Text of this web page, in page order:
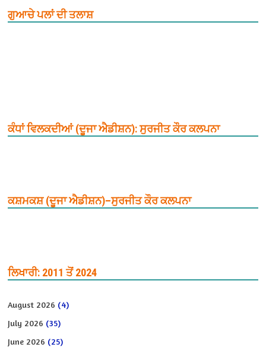
ਗੁਆਚੇ ਪਲਾਂ ਦੀ ਤਲਾਸ਼
ਕੰਧਾਂ ਵਿਲਕਦੀਆਂ (ਦੂਜਾ ਐਡੀਸ਼ਨ): ਸੁਰਜੀਤ ਕੌਰ ਕਲਪਨਾ
ਕਸ਼ਮਕਸ਼ (ਦੂਜਾ ਐਡੀਸ਼ਨ)–ਸੁਰਜੀਤ ਕੌਰ ਕਲਪਨਾ
ਲਿਖਾਰੀ: 2011 ਤੋਂ 2024
August 2026 (4)
July 2026 (35)
June 2026 (25)